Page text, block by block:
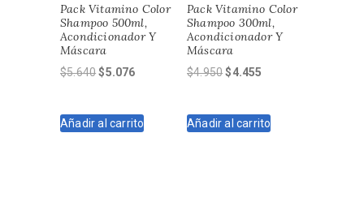
Pack Vitamino Color
Shampoo 500ml,
Acondicionador Y
Máscara
$5.640El
era:
$5.076El
es:
Añadir al carrito
Pack Vitamino Color
Shampoo 300ml,
Acondicionador Y
Máscara
$4.950El
era:
$4.455
es:
Añadir al carrito